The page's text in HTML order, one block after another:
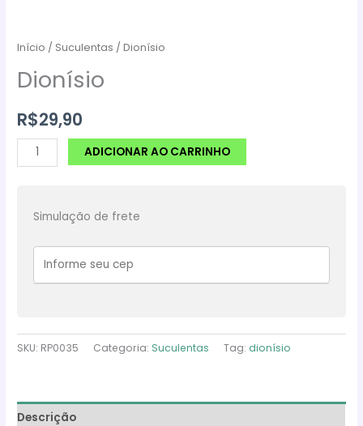
Início / Suculentas / Dionísio
Dionísio
R$29,90
Dionísio
quantidade
ADICIONAR AO CARRINHO
Simulação de frete
SKU: RP0035 Categoria: Suculentas Tag:dionísio
Descrição